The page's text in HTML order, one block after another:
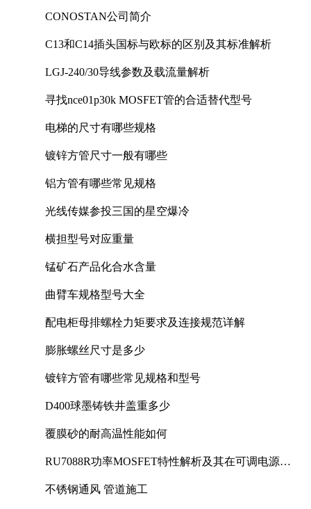
CONOSTAN公司简介
C13和C14插头国标与欧标的区别及其标准解析
LGJ-240/30导线参数及载流量解析
寻找nce01p30k MOSFET管的合适替代型号
电梯的尺寸有哪些规格
镀锌方管尺寸一般有哪些
铝方管有哪些常见规格
光线传媒参投三国的星空爆冷
横担型号对应重量
锰矿石产品化合水含量
曲臂车规格型号大全
配电柜母排螺栓力矩要求及连接规范详解
膨胀螺丝尺寸是多少
镀锌方管有哪些常见规格和型号
D400球墨铸铁井盖重多少
覆膜砂的耐高温性能如何
RU7088R功率MOSFET特性解析及其在可调电源设
不锈钢通风 管道施工